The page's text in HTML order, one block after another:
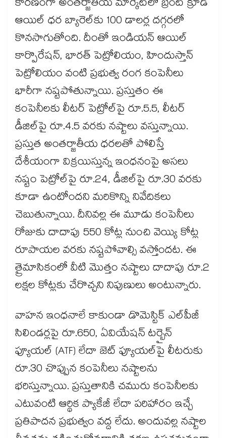
కారణంగా అంతర్జాతీయ మార్కెట్‌లో బ్రెంట్ క్రూడ్
ఆయిల్ ధర బ్యారెల్‌కు 100 డాలర్ల దగ్గరలో
కొనసాగుతోంది. దీంతో ఇండియన్ ఆయిల్
కార్పొరేషన్, భారత్ పెట్రోలియం, హిందుస్తాన్
పెట్రోలియం వంటి ప్రభుత్వ రంగ కంపెనీలు
భారీగా నష్టపోతున్నాయి. ప్రస్తుతం ఈ
కంపెనీలకు లీటర్ పెట్రోల్‌పై రూ.5.5, లీటర్
డీజిల్‌పై రూ.4.5 వరకు నష్టాలు వస్తున్నాయి.
ప్రస్తుత అంతర్జాతీయ ధరలతో పోలిస్తే
దేశీయంగా విక్రయిస్తున్న ఇంధనంపై అసలు
నష్టం పెట్రోల్‌పై రూ.24, డీజిల్‌పై రూ.30 వరకు
కూడా ఉంటోందని మరికొన్ని నివేదికలు
చెబుతున్నాయి. దీనివల్ల ఈ మూడు కంపెనీలు
రోజుకు దాదాపు 550 కోట్ల నుంచి వెయ్యి కోట్ల
రూపాయల వరకు నష్టపోవాల్సి వస్తోందట. ఈ
త్రైమాసికంలో వీటి మొత్తం నష్టాలు దాదాపు రూ.2
లక్షల కోట్లకు చేరొచ్చని నిపుణులు అంటున్నారు.
వాహన ఇంధనాలే కాకుండా డొమెస్టిక్ ఎల్‌పీజీ
సిలిండర్లపై రూ.650, ఏవియేషన్ టర్బైన్
ఫ్యూయల్ (ATF) లేదా జెట్ ఫ్యూయల్‌పై లీటరుకు
రూ.30 చొప్పున కంపెనీలు నష్టాలను
భరిస్తున్నాయి. ప్రస్తుతానికి చమురు కంపెనీలకు
ఎటువంటి ఆర్థిక ప్యాకేజీ లేదా పరిహారం ఇచ్చే
ప్రతిపాదన ప్రభుత్వం వద్ద లేదు. అందువల్ల నష్టాల